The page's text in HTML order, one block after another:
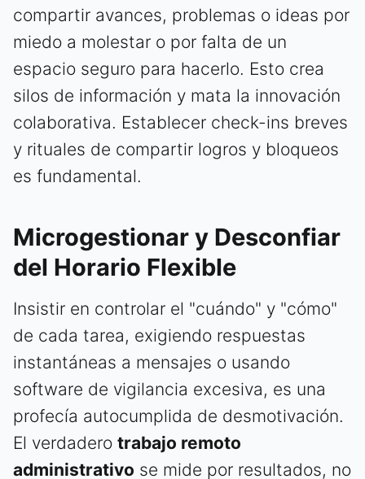
compartir avances, problemas o ideas por
miedo a molestar o por falta de un
espacio seguro para hacerlo. Esto crea
silos de información y mata la innovación
colaborativa. Establecer check-ins breves
y rituales de compartir logros y bloqueos
es fundamental.
Microgestionar y Desconfiar
del Horario Flexible
Insistir en controlar el "cuándo" y "cómo"
de cada tarea, exigiendo respuestas
instantáneas a mensajes o usando
software de vigilancia excesiva, es una
profecía autocumplida de desmotivación.
El verdadero trabajo remoto
administrativo se mide por resultados, no